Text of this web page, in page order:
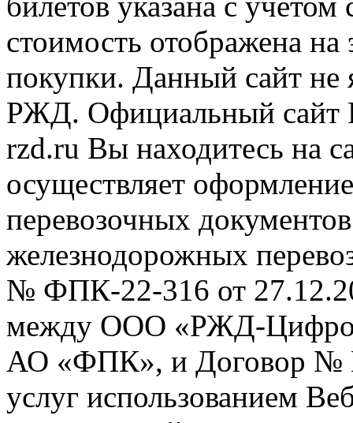
стоимость отображена
покупки. Данный сайт не
РЖД. Официальный сайт
rzd.ru Вы находитесь на
осуществляет
перевозочных
железнодорожных
№ ФПК-22-316 от
между ООО «РЖД-
АО «ФПК», и Договор №
услуг использованием